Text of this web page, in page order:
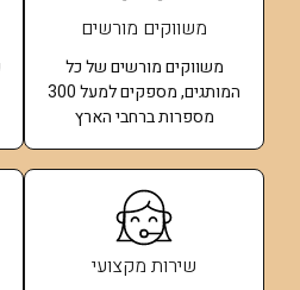
משווקים מורשים
משווקים מורשים של כל
המותגים, מספקים למעל 300
מספרות ברחבי הארץ
שירות מקצועי